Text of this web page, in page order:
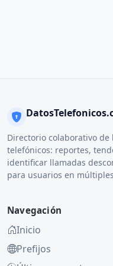
Directorio colaborativo
telefónicos: reportes,
identificar llamadas
para usuarios en
Navegación
Inicio
Prefijos